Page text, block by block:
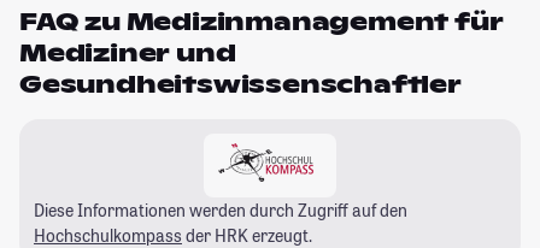
FAQ zu Medizinmanagement für
Mediziner und
Gesundheitswissenschaftler
Diese Informationen werden durch Zugriff auf den
Hochschulkompass der HRK erzeugt.